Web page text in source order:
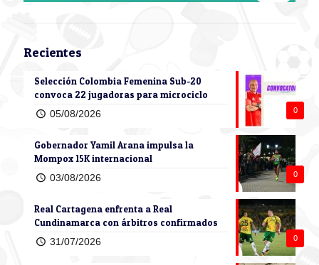
Recientes
0
Selección Colombia Femenina Sub-20
convoca 22 jugadoras para microciclo
05/08/2026
0
Gobernador Yamil Arana impulsa la
Mompox 15K internacional
03/08/2026
0
Real Cartagena enfrenta a Real
Cundinamarca con árbitros confirmados
31/07/2026